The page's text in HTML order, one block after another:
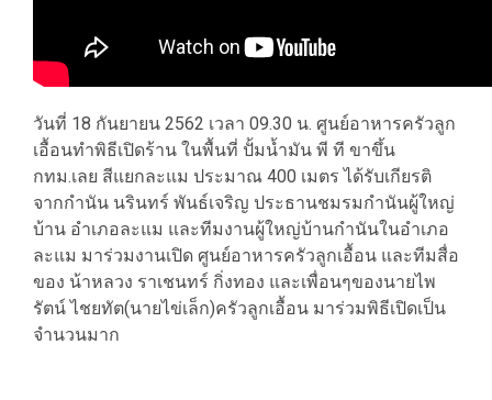
วันที่ 18 กันยายน 2562 เวลา 09.30 น. ศูนย์อาหารครัวลูก
เอื้อนทำพิธีเปิดร้าน ในพื้นที่ ปั้มน้ำมัน พี ที ขาขึ้น
กทม.เลย สีแยกละแม ประมาณ 400 เมตร ได้รับเกียรติ
จากกำนัน นรินทร์ พันธ์เจริญ ประธานชมรมกำนันผู้ใหญ่
บ้าน อำเภอละแม และทีมงานผู้ใหญ่บ้านกำนันในอำเภอ
ละแม มาร่วมงานเปิด ศูนย์อาหารครัวลูกเอื้อน และทีมสื่อ
ของ น้าหลวง ราเชนทร์ กิ่งทอง และเพื่อนๆของนายไพ
รัตน์ ไชยทัต(นายไข่เล็ก)ครัวลูกเอื้อน มาร่วมพิธีเปิดเป็น
จำนวนมาก